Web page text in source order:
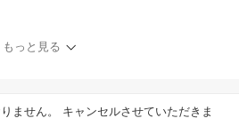
もっと見る
ません。 キャンセルさせていただきま